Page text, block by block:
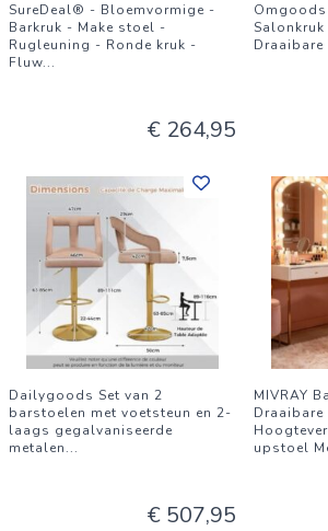
SureDeal® - Bloemvormige -
Barkruk - Make stoel -
Rugleuning - Ronde kruk -
Fluw...
€ 264,95
Omgoods
Dailygoods Set van 2
barstoelen met voetsteun en 2-
laags gegalvaniseerde
metalen...
€ 507,95
MIVRAY
Draaibare
upstoel